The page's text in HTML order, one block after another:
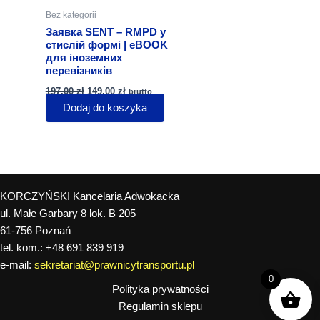
Bez kategorii
Заявка SENT – RMPD у
стислій формі | eBOOK
для іноземних
перевізників
197,00zł Pierwotna
wynosiła:
197,00 zł.
149,00 złAktualna
wynosi:
149,00 zł.
brutto
Dodaj do koszyka
KORCZYŃSKI Kancelaria Adwokacka
ul. Małe Garbary 8 lok. B 205
61-756 Poznań
tel. kom.: +48 691 839 919
e-mail: sekretariat@prawnicytransportu.pl
Polityka prywatności
Regulamin sklepu
0